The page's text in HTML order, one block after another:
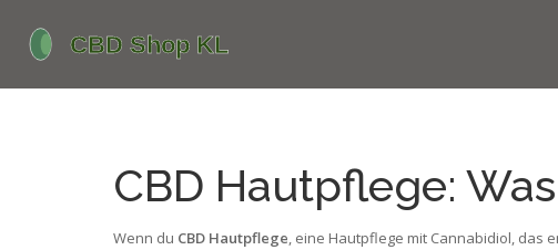
CBD Hautpflege:
Wenn du CBD Hautpflege, eine Hautpflege mit Cannabidiol, das